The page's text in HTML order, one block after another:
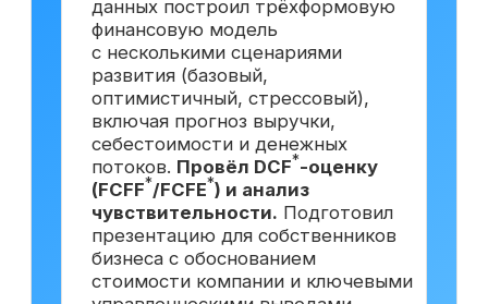
Финансовый директор
на аутсорсинге*
от 150 000 ₽